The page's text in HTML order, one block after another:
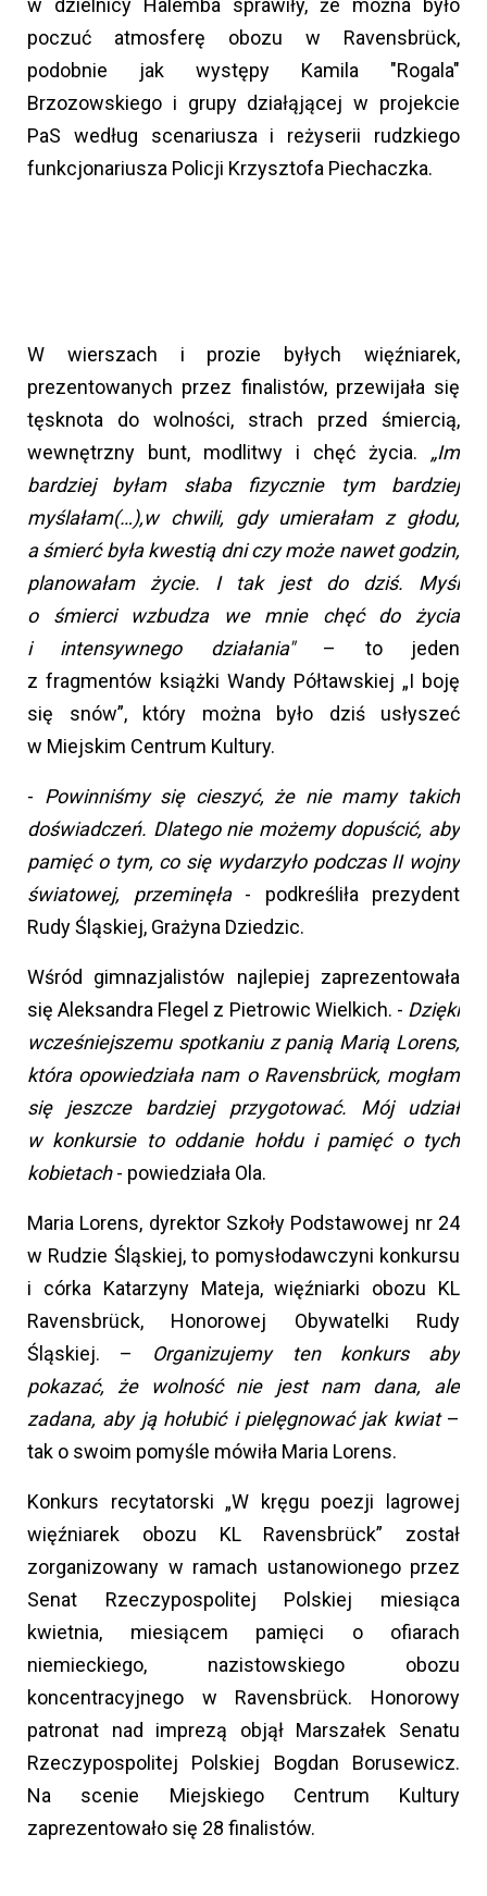
w dzielnicy Halemba sprawiły, że można było
poczuć atmosferę obozu w Ravensbrück,
podobnie jak występy Kamila "Rogala"
Brzozowskiego i grupy działąjącej w projekcie
PaS według scenariusza i reżyserii rudzkiego
funkcjonariusza Policji Krzysztofa Piechaczka.
W wierszach i prozie byłych więźniarek,
prezentowanych przez finalistów, przewijała się
tęsknota do wolności, strach przed śmiercią,
wewnętrzny bunt, modlitwy i chęć życia. „Im
bardziej byłam słaba fizycznie tym bardziej
myślałam(…),w chwili, gdy umierałam z głodu,
a śmierć była kwestią dni czy może nawet godzin,
planowałam życie. I tak jest do dziś. Myśl
o śmierci wzbudza we mnie chęć do życia
i intensywnego działania"– to jeden
z fragmentów książki Wandy Półtawskiej „I boję
się snów”, który można było dziś usłyszeć
w Miejskim Centrum Kultury.
- Powinniśmy się cieszyć, że nie mamy takich
doświadczeń. Dlatego nie możemy dopuścić, aby
pamięć o tym, co się wydarzyło podczas II wojny
światowej, przeminęła- podkreśliła prezydent
Rudy Śląskiej, Grażyna Dziedzic.
Wśród gimnazjalistów najlepiej zaprezentowała
się Aleksandra Flegel z Pietrowic Wielkich. - Dzięki
wcześniejszemu spotkaniu z panią Marią Lorens,
która opowiedziała nam o Ravensbrück, mogłam
się jeszcze bardziej przygotować. Mój udział
w konkursie to oddanie hołdu i pamięć o tych
kobietach- powiedziała Ola.
Maria Lorens, dyrektor Szkoły Podstawowej nr 24
w Rudzie Śląskiej, to pomysłodawczyni konkursu
i córka Katarzyny Mateja, więźniarki obozu KL
Ravensbrück, Honorowej Obywatelki Rudy
Śląskiej. – Organizujemy ten konkurs aby
pokazać, że wolność nie jest nam dana, ale
zadana, aby ją hołubić i pielęgnować jak kwiat–
tak o swoim pomyśle mówiła Maria Lorens.
Konkurs recytatorski „W kręgu poezji lagrowej
więźniarek obozu KL Ravensbrück” został
zorganizowany w ramach ustanowionego przez
Senat Rzeczypospolitej Polskiej miesiąca
kwietnia, miesiącem pamięci o ofiarach
niemieckiego, nazistowskiego obozu
koncentracyjnego w Ravensbrück. Honorowy
patronat nad imprezą objął Marszałek Senatu
Rzeczypospolitej Polskiej Bogdan Borusewicz.
Na scenie Miejskiego Centrum Kultury
zaprezentowało się 28 finalistów.